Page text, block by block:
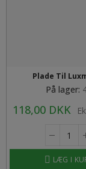
Plade Til
På lager:
118,00 DKK
LÆG I